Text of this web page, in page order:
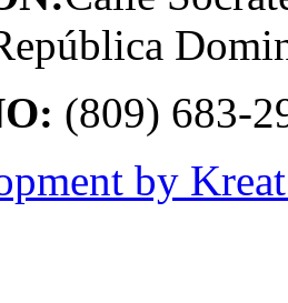
(809) 683-
by